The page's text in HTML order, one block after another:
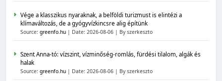
Vége a klasszikus nyaraknak, a belföldi turizmust is elintézi a
klímaváltozás, de a gyógyvízkincsre alig építünk
Source: greenfo.hu Date: 2026-08-06 By szerkeszto
Szent Anna-tó: vízszint, vízminőség-romlás, fürdési tilalom, algák és
halak
Source: greenfo.hu Date: 2026-08-06 By szerkeszto